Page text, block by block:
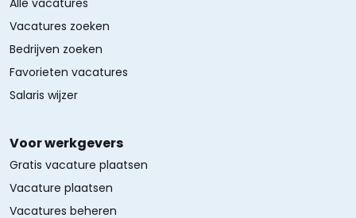
Alle vacatures
Vacatures zoeken
Bedrijven zoeken
Favorieten vacatures
Salaris wijzer
Voor werkgevers
Gratis vacature plaatsen
Vacature plaatsen
Vacatures beheren